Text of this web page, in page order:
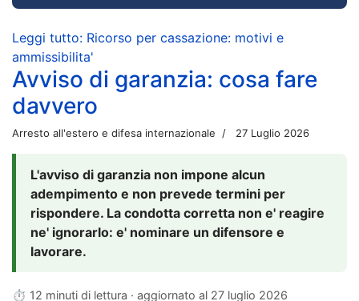
Leggi tutto: Ricorso per cassazione: motivi e
ammissibilita'
Avviso di garanzia: cosa fare
davvero
Arresto all'estero e difesa internazionale 27 Luglio 2026
L'avviso di garanzia non impone alcun
adempimento e non prevede termini per
rispondere. La condotta corretta non e' reagire
ne' ignorarlo: e' nominare un difensore e
lavorare.
⏱ 12 minuti di lettura · aggiornato al 27 luglio 2026